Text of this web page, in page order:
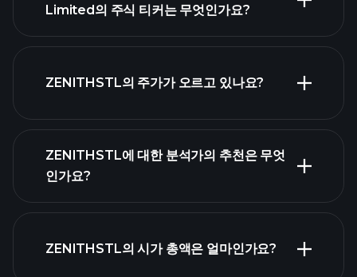
고급 차트
Limited의 주식 티커는 무엇인가요?
ZENITHSTL의 주가가 오르고 있나요?
ZENITHSTL 차트
ZENITHSTL에 대한 분석가의 추천은 무엇
인가요?
ZENITHSTL의 시가 총액은 얼마인가요?